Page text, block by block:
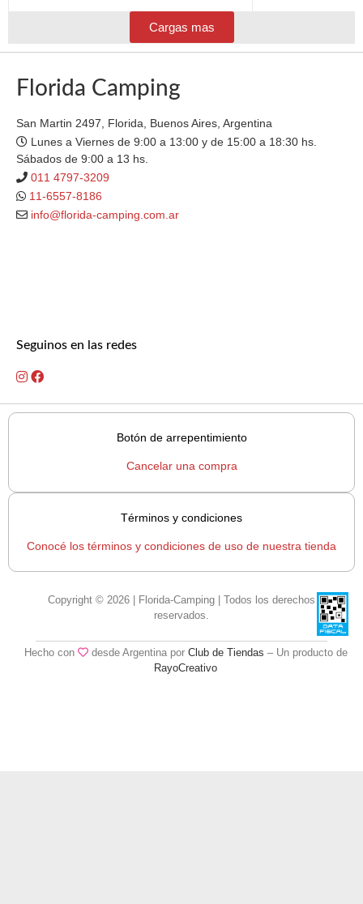
Cargas mas
Florida Camping
San Martin 2497, Florida, Buenos Aires, Argentina
Lunes a Viernes de 9:00 a 13:00 y de 15:00 a 18:30 hs.
Sábados de 9:00 a 13 hs.
011 4797-3209
11-6557-8186
info@florida-camping.com.ar
Seguinos en las redes
Botón de arrepentimiento
Cancelar una compra
Términos y condiciones
Conocé los términos y condiciones de uso de nuestra tienda
Copyright © 2026 | Florida-Camping | Todos los derechos
reservados.
Hecho con desde Argentina por Club de Tiendas – Un producto de
RayoCreativo